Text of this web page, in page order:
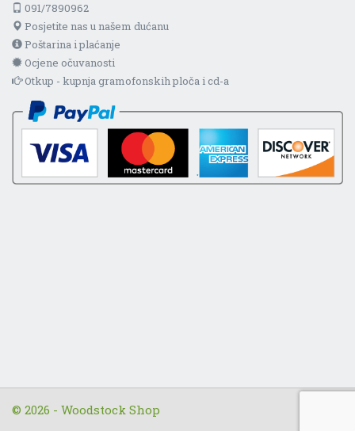
091/7890962
Posjetite nas u našem dućanu
Poštarina i plaćanje
Ocjene očuvanosti
Otkup - kupnja gramofonskih ploča i cd-a
© 2026 - Woodstock Shop